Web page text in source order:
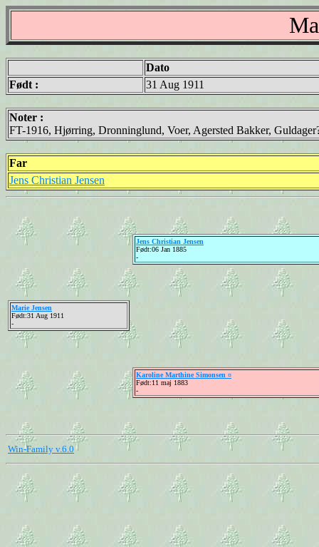
Dato
Født :
31 Aug 1911
Noter :
FT-1916, Hjørring, Dronninglund, Voer, Agersted Bakker,
Far
Jens Christian Jensen
Marie Jensen
Født:31 Aug 1911
-
Jens Christian Jensen
Født:06 Jan 1885
-
Karoline Marthine Simonsen ¤
Født:11 maj 1883
-
Win-Family v.6.0